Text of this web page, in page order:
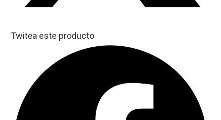
Twitea este producto